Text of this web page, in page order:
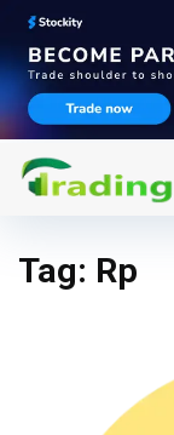
Tag: Rp